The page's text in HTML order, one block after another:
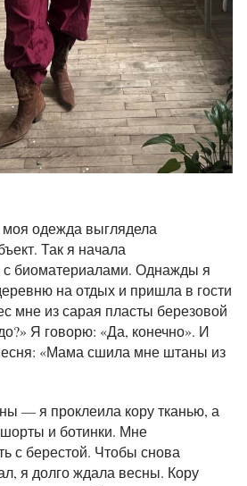
одежда выглядела
Так я начала
с биоматериалами. Однажды я
на отдых и пришла в гости
мне из сарая пласты березовой
Я говорю: «Да, конечно». И
«Мама сшила мне штаны из
— я проклеила кору тканью, а
и ботинки. Мне
с берестой. Чтобы снова
я долго ждала весны. Кору